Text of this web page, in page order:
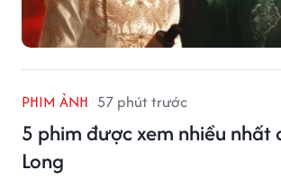
PHIM ẢNH 57 phút trước
5 phim được xem nhiều nhất
Long